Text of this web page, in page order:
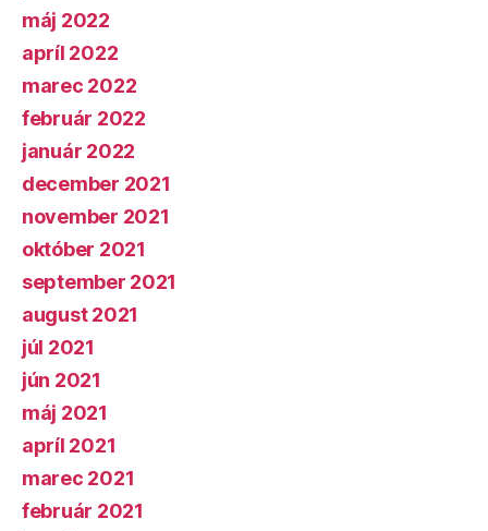
máj 2022
apríl 2022
marec 2022
február 2022
január 2022
december 2021
november 2021
október 2021
september 2021
august 2021
júl 2021
jún 2021
máj 2021
apríl 2021
marec 2021
február 2021